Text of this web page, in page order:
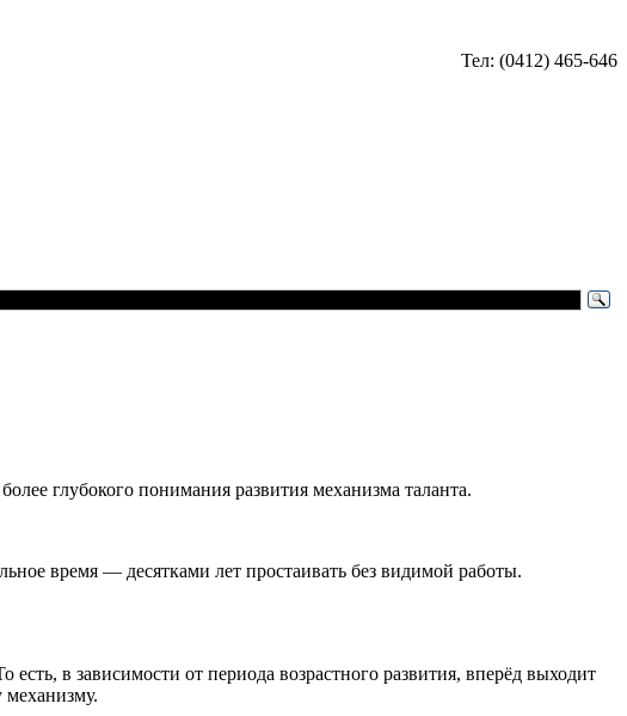
Тел: (0412) 465-646
глубокого понимания развития механизма таланта.
время — десятками лет простаивать без видимой работы.
в зависимости от периода возрастного развития, вперёд выходит